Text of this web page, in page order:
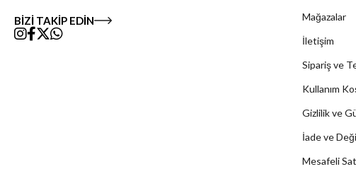
BİZİ TAKİP EDİN
Mağazalar
İletişim
Sipariş ve
Kullanım
Gizlilik ve
İade ve
Mesafeli